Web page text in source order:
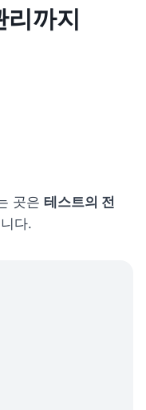
까지
곳은 테스트의 전
다.